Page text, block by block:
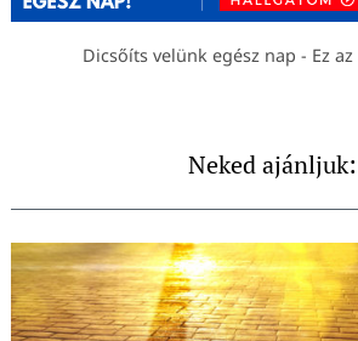
Dicsőíts velünk egész nap - Ez
Neked ajánljuk: